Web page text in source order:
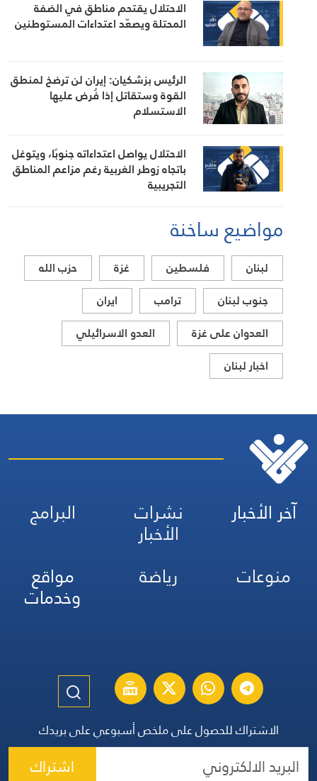
الاحتلال يقتحم مناطق في الضفة
المحتلة ويصعّد اعتداءات المستوطنين
الرئيس بزشكيان: إيران لن ترضخ لمنطق
القوة وستقاتل إذا فُرض عليها
الاستسلام
الاحتلال يواصل اعتداءاته جنوبًا، ويتوغل
باتجاه زوطر الغربية رغم مزاعم المناطق
التجريبية
مواضيع ساخنة
لبنان فلسطين غزة
حزب الله
جنوب لبنان
ترامب
ايران
العدوان على غزة
العدو الاسرائيلي
اخبار لبنان
آخر الأخبار نشرات
الأخبار
البرامج
منوعات
رياضة مواقع
وخدمات
الاشتراك للحصول على ملخص أسبوعي على بريدك
اشتراك